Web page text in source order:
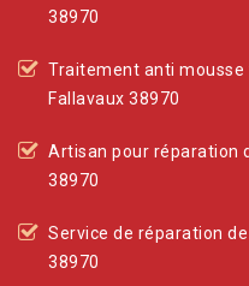
38970
Traitement anti
Fallavaux 38970
Artisan pour réparation
38970
Service de réparation
38970